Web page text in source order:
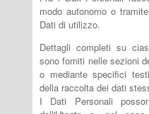
modo autonomo o
Dati di utilizzo.
Dettagli completi su
sono forniti nelle sezioni
o mediante specifici
della raccolta dei dati
I Dati Personali